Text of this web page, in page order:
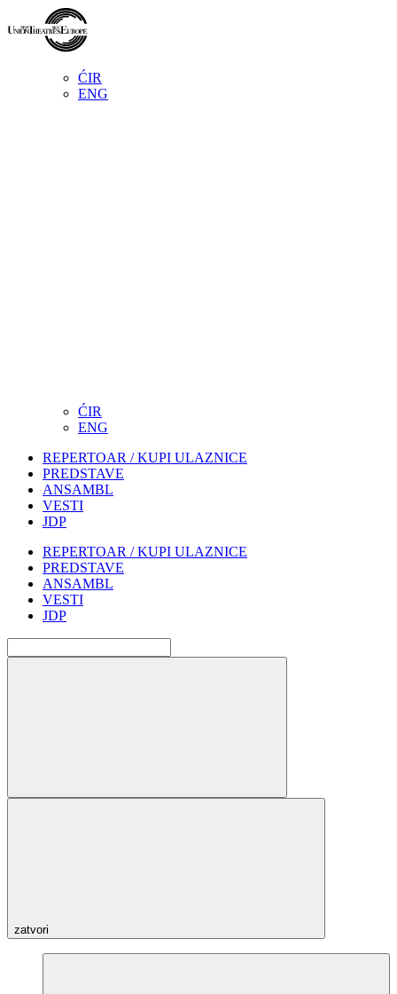
ĆIR
ENG
ĆIR
ENG
REPERTOAR / KUPI ULAZNICE
PREDSTAVE
ANSAMBL
VESTI
JDP
REPERTOAR / KUPI ULAZNICE
PREDSTAVE
ANSAMBL
VESTI
JDP
zatvori